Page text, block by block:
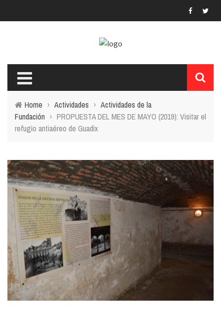
Home › Actividades › Actividades de la
Fundación › PROPUESTA DEL MES DE MAYO (2019): Visitar el
refugio antiaéreo de Guadix